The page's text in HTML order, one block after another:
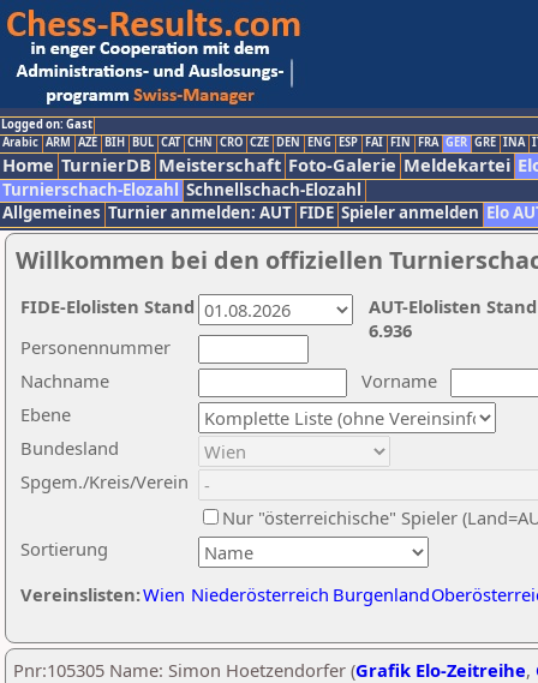
Logged on: Gast
Arabic ARM AZE BIH BUL CAT CHN CRO CZE DEN ENG ESP FAI FIN FRA GER GRE INA
Home TurnierDB Meisterschaft Foto-Galerie Meldekartei
Turnierschach-Elozahl Schnellschach-Elozahl
Allgemeines Turnier anmelden: AUT FIDE Spieler anmelden Elo
Willkommen bei den offiziellen
Nachname
Vorname
Ebene
Sortierung
Personennummer
Bundesland
Spgem./Kreis/Verein
Nur "österreichische" Spieler
Vereinslisten:Wien Niederösterreich Burgenland
AUT-Elolisten
6.936
FIDE-Elolisten Stand
Pnr:105305 Name: Simon Hoetzendorfer (Grafik Elo-Zeitreihe,